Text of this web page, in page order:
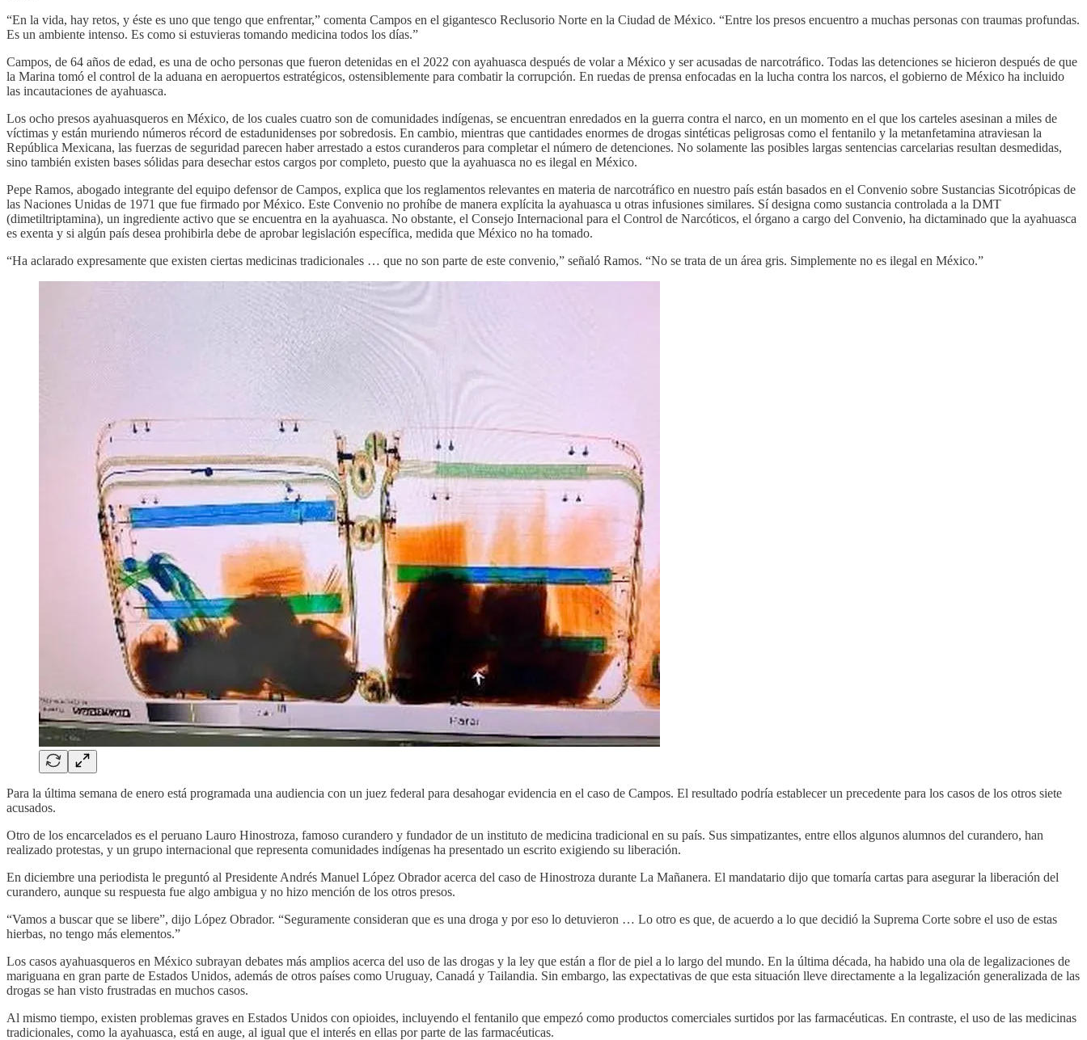
“En la vida, hay retos, y éste es uno que tengo que enfrentar,” comenta Campos en el gigantesco Reclusorio Norte en la Ciudad de México. “Entre los presos encuentro a muchas personas con traumas profundas.
Es un ambiente intenso. Es como si estuvieras tomando medicina todos los días.”
Campos, de 64 años de edad, es una de ocho personas que fueron detenidas en el 2022 con ayahuasca después de volar a México y ser acusadas de narcotráfico. Todas las detenciones se hicieron después de que
la Marina tomó el control de la aduana en aeropuertos estratégicos, ostensiblemente para combatir la corrupción. En ruedas de prensa enfocadas en la lucha contra los narcos, el gobierno de México ha incluido
las incautaciones de ayahuasca.
Los ocho presos ayahuasqueros en México, de los cuales cuatro son de comunidades indígenas, se encuentran enredados en la guerra contra el narco, en un momento en el que los carteles asesinan a miles de
víctimas y están muriendo números récord de estadunidenses por sobredosis. En cambio, mientras que cantidades enormes de drogas sintéticas peligrosas como el fentanilo y la metanfetamina atraviesan la
República Mexicana, las fuerzas de seguridad parecen haber arrestado a estos curanderos para completar el número de detenciones. No solamente las posibles largas sentencias carcelarias resultan desmedidas,
sino también existen bases sólidas para desechar estos cargos por completo, puesto que la ayahuasca no es ilegal en México.
Pepe Ramos, abogado integrante del equipo defensor de Campos, explica que los reglamentos relevantes en materia de narcotráfico en nuestro país están basados en el Convenio sobre Sustancias Sicotrópicas de
las Naciones Unidas de 1971 que fue firmado por México. Este Convenio no prohíbe de manera explícita la ayahuasca u otras infusiones similares. Sí designa como sustancia controlada a la DMT
(dimetiltriptamina), un ingrediente activo que se encuentra en la ayahuasca. No obstante, el Consejo Internacional para el Control de Narcóticos, el órgano a cargo del Convenio, ha dictaminado que la ayahuasca
es exenta y si algún país desea prohibirla debe de aprobar legislación específica, medida que México no ha tomado.
“Ha aclarado expresamente que existen ciertas medicinas tradicionales … que no son parte de este convenio,” señaló Ramos. “No se trata de un área gris. Simplemente no es ilegal en México.”
Para la última semana de enero está programada una audiencia con un juez federal para desahogar evidencia en el caso de Campos. El resultado podría establecer un precedente para los casos de los otros siete
acusados.
Otro de los encarcelados es el peruano Lauro Hinostroza, famoso curandero y fundador de un instituto de medicina tradicional en su país. Sus simpatizantes, entre ellos algunos alumnos del curandero, han
realizado protestas, y un grupo internacional que representa comunidades indígenas ha presentado un escrito exigiendo su liberación.
En diciembre una periodista le preguntó al Presidente Andrés Manuel López Obrador acerca del caso de Hinostroza durante La Mañanera. El mandatario dijo que tomaría cartas para asegurar la liberación del
curandero, aunque su respuesta fue algo ambigua y no hizo mención de los otros presos.
“Vamos a buscar que se libere”, dijo López Obrador. “Seguramente consideran que es una droga y por eso lo detuvieron … Lo otro es que, de acuerdo a lo que decidió la Suprema Corte sobre el uso de estas
hierbas, no tengo más elementos.”
Los casos ayahuasqueros en México subrayan debates más amplios acerca del uso de las drogas y la ley que están a flor de piel a lo largo del mundo. En la última década, ha habido una ola de legalizaciones de
mariguana en gran parte de Estados Unidos, además de otros países como Uruguay, Canadá y Tailandia. Sin embargo, las expectativas de que esta situación lleve directamente a la legalización generalizada de las
drogas se han visto frustradas en muchos casos.
Al mismo tiempo, existen problemas graves en Estados Unidos con opioides, incluyendo el fentanilo que empezó como productos comerciales surtidos por las farmacéuticas. En contraste, el uso de las medicinas
tradicionales, como la ayahuasca, está en auge, al igual que el interés en ellas por parte de las farmacéuticas.